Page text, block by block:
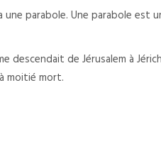
une parabole. Une parabole
descendait de Jérusalem à
moitié mort.